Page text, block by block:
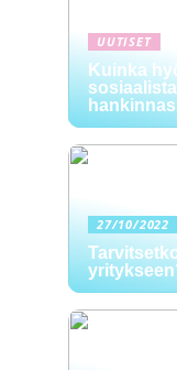
UUTISET
Kuinka
27/10/2022